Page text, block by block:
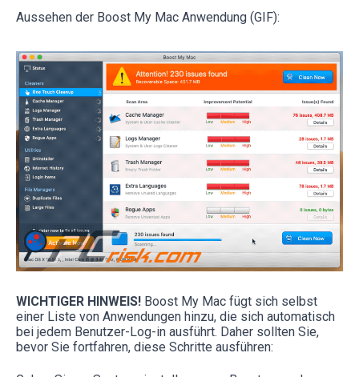
Aussehen der Boost My Mac Anwendung (GIF):
WICHTIGER HINWEIS! Boost My Mac fügt sich selbst
einer Liste von Anwendungen hinzu, die sich automatisch
bei jedem Benutzer-Log-in ausführt. Daher sollten Sie,
bevor Sie fortfahren, diese Schritte ausführen: